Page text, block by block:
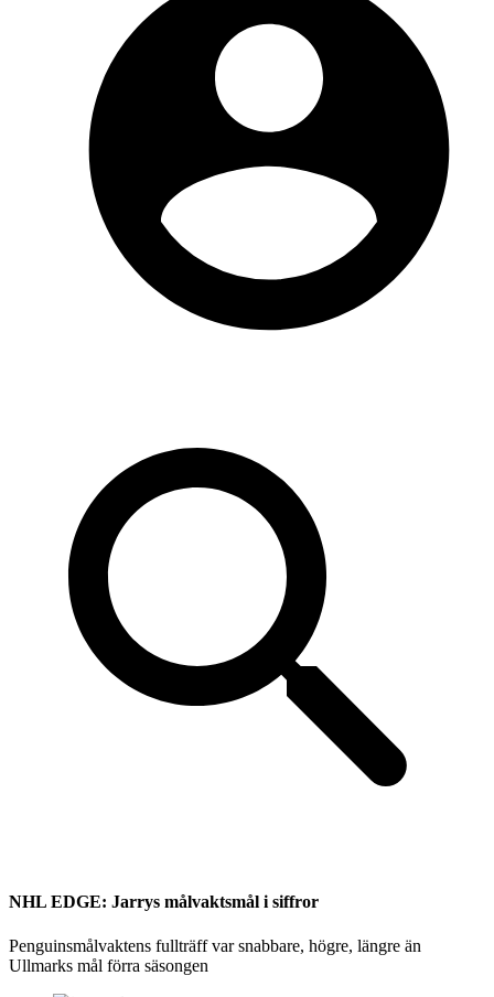
NHL EDGE: Jarrys målvaktsmål i siffror
Penguinsmålvaktens fullträff var snabbare, högre, längre än
Ullmarks mål förra säsongen